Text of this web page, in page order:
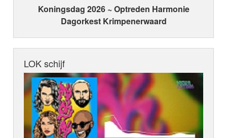
Koningsdag 2026 ~ Optreden Harmonie
Dagorkest Krimpenerwaard
LOK schijf